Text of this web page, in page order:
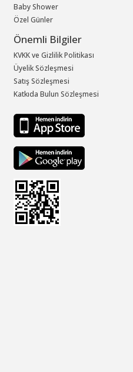
Baby Shower
Özel Günler
Önemli Bilgiler
KVKK ve Gizlilik Politikası
Üyelik Sözleşmesi
Satış Sözleşmesi
Katkıda Bulun Sözleşmesi